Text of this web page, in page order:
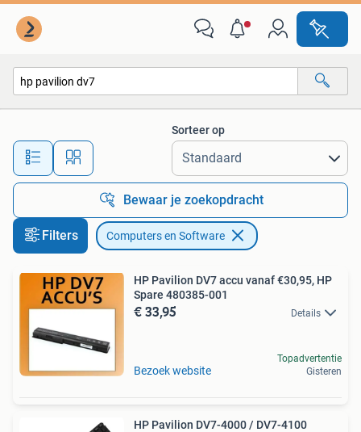
Alle afstanden…
Sorteer op
Bewaar je zoekopdracht
Filters Computers en Software
HP Pavilion DV7 accu vanaf €30,95, HP
Spare 480385-001
€ 33,95 Details
Bezoek website
Topadvertentie
Gisteren
HP Pavilion DV7-4000 / DV7-4100